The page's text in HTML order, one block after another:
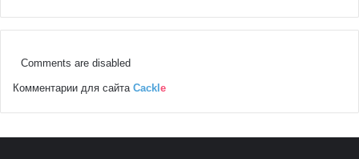
Comments are disabled
Комментарии для сайта Cackl e